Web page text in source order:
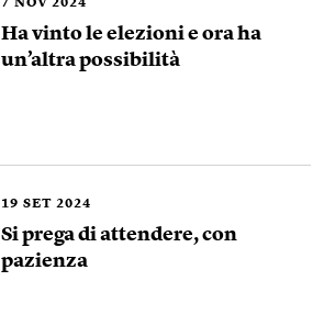
7 NOV 2024
Ha vinto le elezioni e ora ha
un’altra possibilità
19 SET 2024
Si prega di attendere, con
pazienza